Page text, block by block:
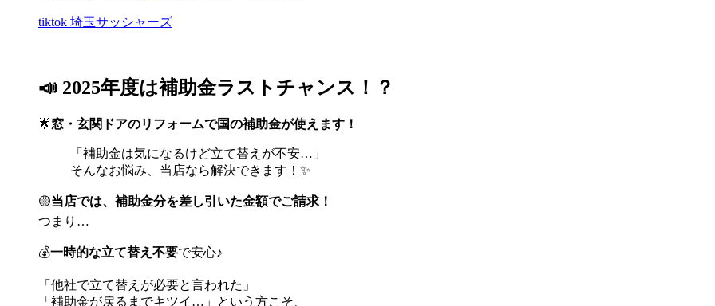
tiktok 埼玉サッシャーズ
📣 2025年度は補助金ラストチャンス！？
🌟窓・玄関ドアのリフォームで国の補助金が使えます！
「補助金は気になるけど立て替えが不安…」
そんなお悩み、当店なら解決できます！✨
🟡当店では、補助金分を差し引いた金額でご請求！
つまり…
💰一時的な立て替え不要で安心♪
「他社で立て替えが必要と言われた」
「補助金が戻るまでキツイ…」という方こそ、